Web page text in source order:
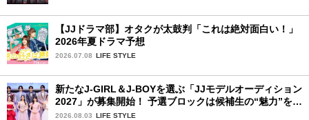
【JJドラマ部】オタクが太鼓判「これは絶対面白い！」
2026年夏ドラマ予想
2026.07.08 LIFE STYLE
新たなJ-GIRL＆J-BOYを選ぶ「JJモデルオーディション
2027」が募集開始！ 予選ブロックは候補生の“魅力”を重
視した「新システム」に変わります
2026.08.03 LIFE STYLE